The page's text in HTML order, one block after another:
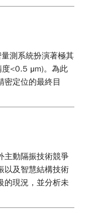
測系統扮演著極其
度<0.5 μm)。為此
定位的最終目
主動隔振技術競爭
以及智慧結構技術
的現況，並分析未